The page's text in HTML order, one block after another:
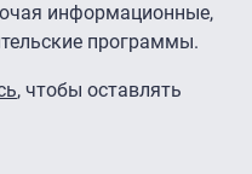
информационные,
программы.
, чтобы оставлять